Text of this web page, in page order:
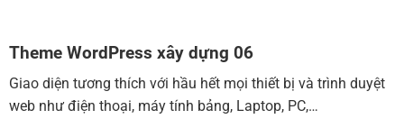
Tên miền Việt Nam .vn (1 năm)
(+550,000 ₫)
Hosting 2GB SSD (1 năm)
(+700,000 ₫)
Hosting 4GB SSD (1 năm)(+1,000,000 ₫)
Theme WordPress xây dựng 06
Giao diện tương thích với hầu hết mọi thiết bị và trình duyệt
web như điện thoại, máy tính bảng, Laptop, PC,…